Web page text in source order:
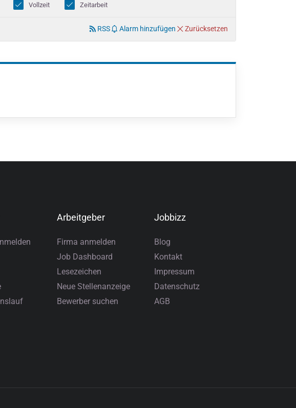
Vollzeit Zeitarbeit
Zurücksetzen
RSS Alarm hinzufügen
Arbeitgeber
Firma anmelden
Job Dashboard
Lesezeichen
Neue Stellenanzeige
Bewerber suchen
Jobbizz
Blog
Kontakt
Impressum
Datenschutz
AGB